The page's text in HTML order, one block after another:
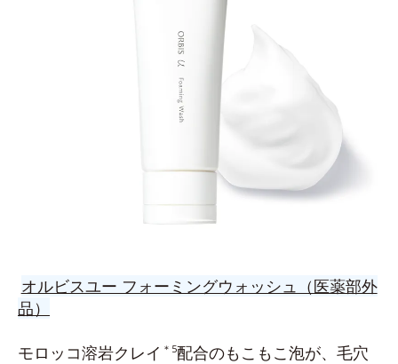
オルビスユー フォーミングウォッシュ（医薬部外
品）
モロッコ溶岩クレイ ＊5配合のもこもこ泡が、毛穴